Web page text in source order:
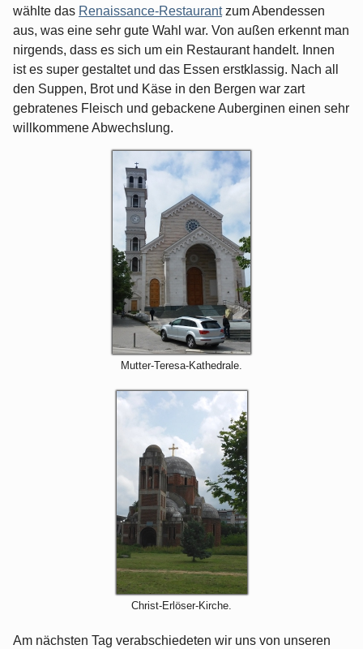
wählte das Renaissance-Restaurantzum Abendessen
aus, was eine sehr gute Wahl war. Von außen erkennt man
nirgends, dass es sich um ein Restaurant handelt. Innen
ist es super gestaltet und das Essen erstklassig. Nach all
den Suppen, Brot und Käse in den Bergen war zart
gebratenes Fleisch und gebackene Auberginen einen sehr
willkommene Abwechslung.
Mutter-Teresa-Kathedrale.
Christ-Erlöser-Kirche.
Am nächsten Tag verabschiedeten wir uns von unseren